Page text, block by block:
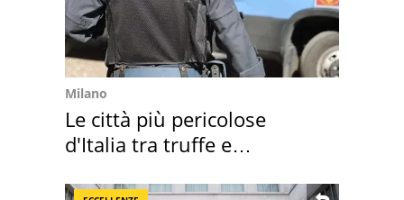
Milano
Le città più pericolose
d'Italia tra truffe e